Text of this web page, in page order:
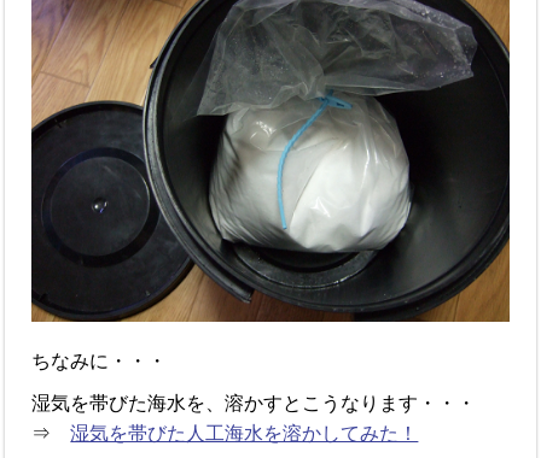
ちなみに・・・
湿気を帯びた海水を、溶かすとこうなります・・・
⇒湿気を帯びた人工海水を溶かしてみた！